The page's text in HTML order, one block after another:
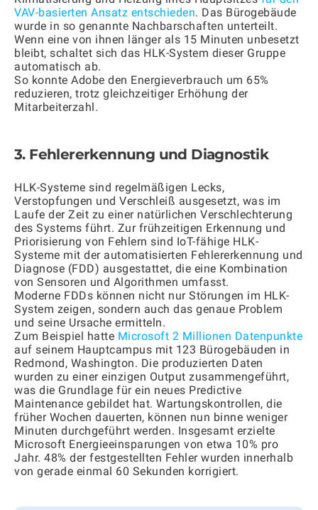
VAV-basierten Ansatz entschieden. Das Bürogebäude
wurde in so genannte Nachbarschaften unterteilt.
Wenn eine von ihnen länger als 15 Minuten unbesetzt
bleibt, schaltet sich das HLK-System dieser Gruppe
automatisch ab.
So konnte Adobe den Energieverbrauch um 65%
reduzieren, trotz gleichzeitiger Erhöhung der
Mitarbeiterzahl.
3. Fehlererkennung und Diagnostik
HLK-Systeme sind regelmäßigen Lecks,
Verstopfungen und Verschleiß ausgesetzt, was im
Laufe der Zeit zu einer natürlichen Verschlechterung
des Systems führt. Zur frühzeitigen Erkennung und
Priorisierung von Fehlern sind IoT-fähige HLK-
Systeme mit der automatisierten Fehlererkennung und
Diagnose (FDD) ausgestattet, die eine Kombination
von Sensoren und Algorithmen umfasst.
Moderne FDDs können nicht nur Störungen im HLK-
System zeigen, sondern auch das genaue Problem
und seine Ursache ermitteln.
Zum Beispiel hatte Microsoft 2 Millionen Datenpunkte
auf seinem Hauptcampus mit 123 Bürogebäuden in
Redmond, Washington. Die produzierten Daten
wurden zu einer einzigen Output zusammengeführt,
was die Grundlage für ein neues Predictive
Maintenance gebildet hat. Wartungskontrollen, die
früher Wochen dauerten, können nun binne weniger
Minuten durchgeführt werden. Insgesamt erzielte
Microsoft Energieeinsparungen von etwa 10% pro
Jahr. 48% der festgestellten Fehler wurden innerhalb
von gerade einmal 60 Sekunden korrigiert.